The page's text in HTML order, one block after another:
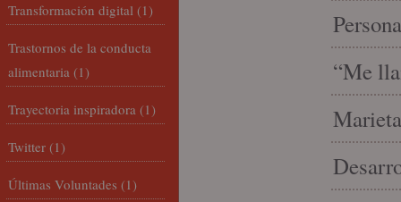
“Me
Transformación digital (1)
Trastornos de la conducta
alimentaria (1)
Trayectoria inspiradora (1)
Twitter (1)
Últimas Voluntades (1)